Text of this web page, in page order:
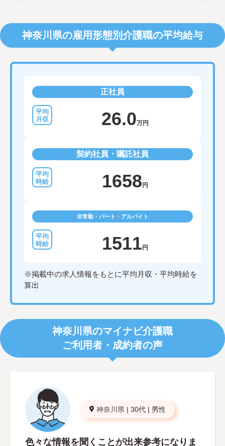
神奈川県の雇用形態別介護職の平均給与
正社員
26.0万円
契約社員・嘱託社員
1658 円
非常勤・パート・アルバイト
1511 円
※掲載中の求人情報をもとに平均月収・平均時給を
算出
神奈川県のマイナビ介護職
ご利用者・成約者の声
神奈川県 | 30代 | 男性
色々な情報を聞くことが出来参考になりま